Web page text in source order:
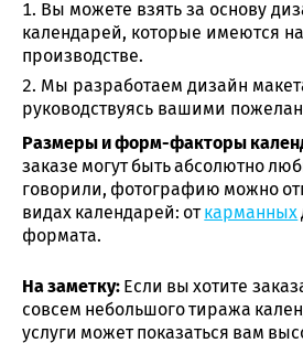
Вы можете взять за основу
календарей, которые имеются
производстве.
Мы разработаем дизайн
руководствуясь вашими
Размеры и форм-факторы
заказе могут быть абсолютно
говорили, фотографию можно
видах календарей: откарманных
формата.
На заметку: Если вы хотите
совсем небольшого тиража
услуги может показаться вам